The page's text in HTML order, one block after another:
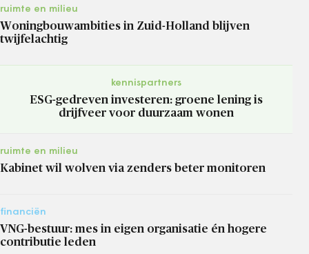
ruimte en milieu
Woningbouwambities in Zuid-Holland blijven
twijfelachtig
kennispartners
ESG-gedreven investeren: groene lening is
drijfveer voor duurzaam wonen
ruimte en milieu
Kabinet wil wolven via zenders beter monitoren
financiën
VNG-bestuur: mes in eigen organisatie én hogere
contributie leden